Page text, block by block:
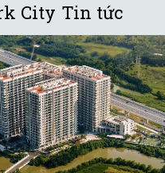
City Tin tức